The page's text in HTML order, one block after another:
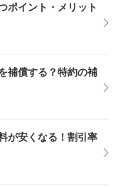
ポイント・メリット
補償する？特約の補
が安くなる！割引率